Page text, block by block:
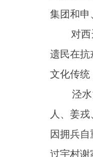
集团和申
对西迁
遗民在抗
文化传统
泾水流
人、姜
因拥兵
过宇村谢